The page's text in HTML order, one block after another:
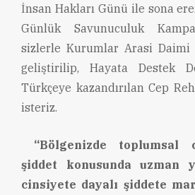
İnsan Hakları Günü ile sona
Günlük Savunuculuk
sizlerle Kurumlar Arasi Daimi
geliştirilip, Hayata Destek
Türkçeye kazandırılan Cep
isteriz.
“Bölgenizde toplumsal
şiddet konusunda uzman
cinsiyete dayalı şiddete